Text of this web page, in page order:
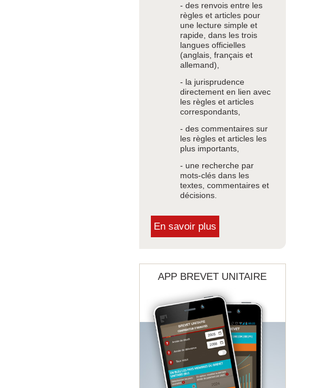
- des renvois entre les
règles et articles pour
une lecture simple et
rapide, dans les trois
langues officielles
(anglais, français et
allemand),
- la jurisprudence
directement en lien avec
les règles et articles
correspondants,
- des commentaires sur
les règles et articles les
plus importants,
- une recherche par
mots-clés dans les
textes, commentaires et
décisions.
En savoir plus
APP BREVET UNITAIRE